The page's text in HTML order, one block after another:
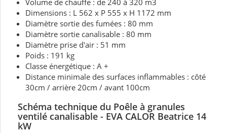
Volume de chauffe : de 240 à 320 m3
Dimensions : L 562 x P 555 x H 1172 mm
Diamètre sortie des fumées : 80 mm
Diamètre sortie canalisable : 80 mm
Diamètre prise d'air : 51 mm
Poids : 191 kg
Classe énergétique : A +
Distance minimale des surfaces inflammables : côté
30cm / arrière 20cm / avant 100cm
Schéma technique du Poêle à granules
ventilé canalisable - EVA CALOR Beatrice 14
kW